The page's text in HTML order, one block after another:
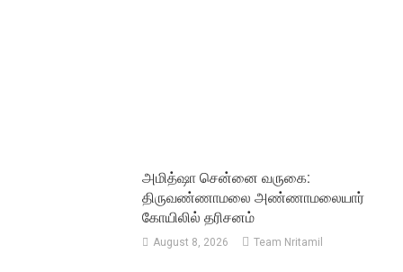
அமித்ஷா சென்னை வருகை:
திருவண்ணாமலை அண்ணாமலையார்
கோயிலில் தரிசனம்
August 8, 2026 Team Nritamil